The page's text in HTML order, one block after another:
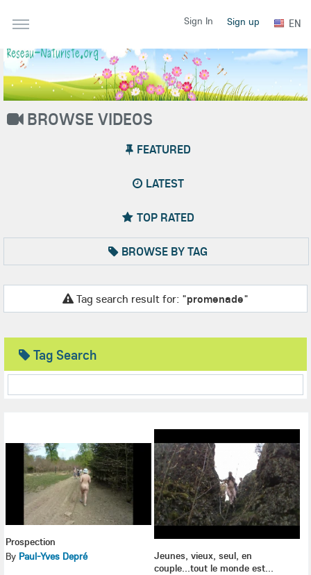
Sign In Sign up EN
BROWSE VIDEOS
FEATURED
LATEST
TOP RATED
BROWSE BY TAG
Tag search result for: "promenade"
Tag Search
Prospection
By Paul-Yves Depré
Jeunes, vieux, seul, en
couple...tout le monde est...